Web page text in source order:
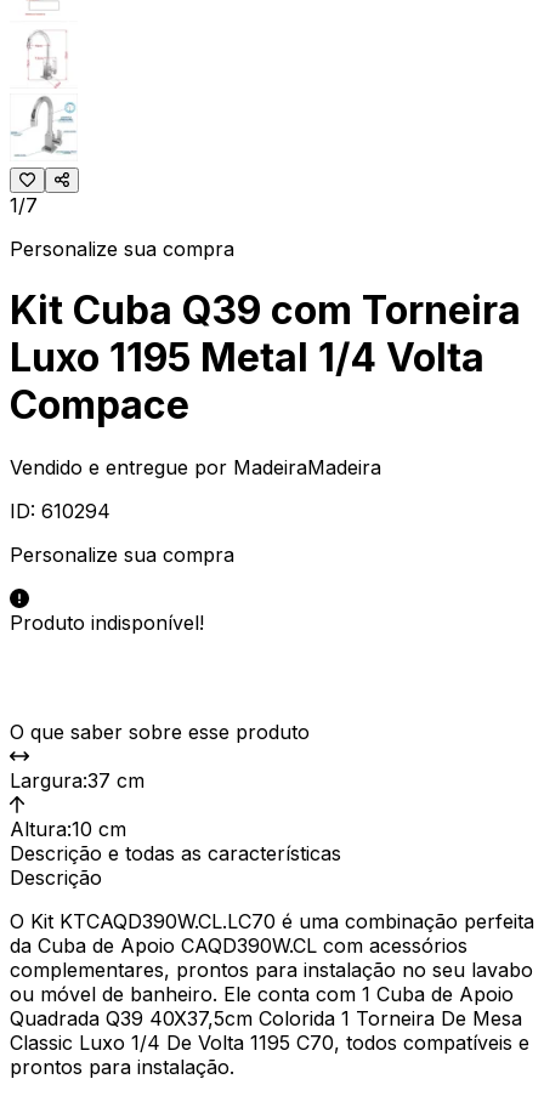
1/7
Personalize sua compra
Kit Cuba Q39 com Torneira
Luxo 1195 Metal 1/4 Volta
Compace
Vendido e entregue por MadeiraMadeira
ID: 610294
Personalize sua compra
Produto indisponível!
O que saber sobre esse produto
Largura:37 cm
Altura:10 cm
Descrição e todas as características
Descrição
O Kit KTCAQD390W.CL.LC70 é uma combinação perfeita
da Cuba de Apoio CAQD390W.CL com acessórios
complementares, prontos para instalação no seu lavabo
ou móvel de banheiro. Ele conta com 1 Cuba de Apoio
Quadrada Q39 40X37,5cm Colorida 1 Torneira De Mesa
Classic Luxo 1/4 De Volta 1195 C70, todos compatíveis e
prontos para instalação.